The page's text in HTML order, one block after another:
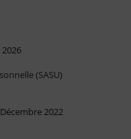
(SASU)
2022